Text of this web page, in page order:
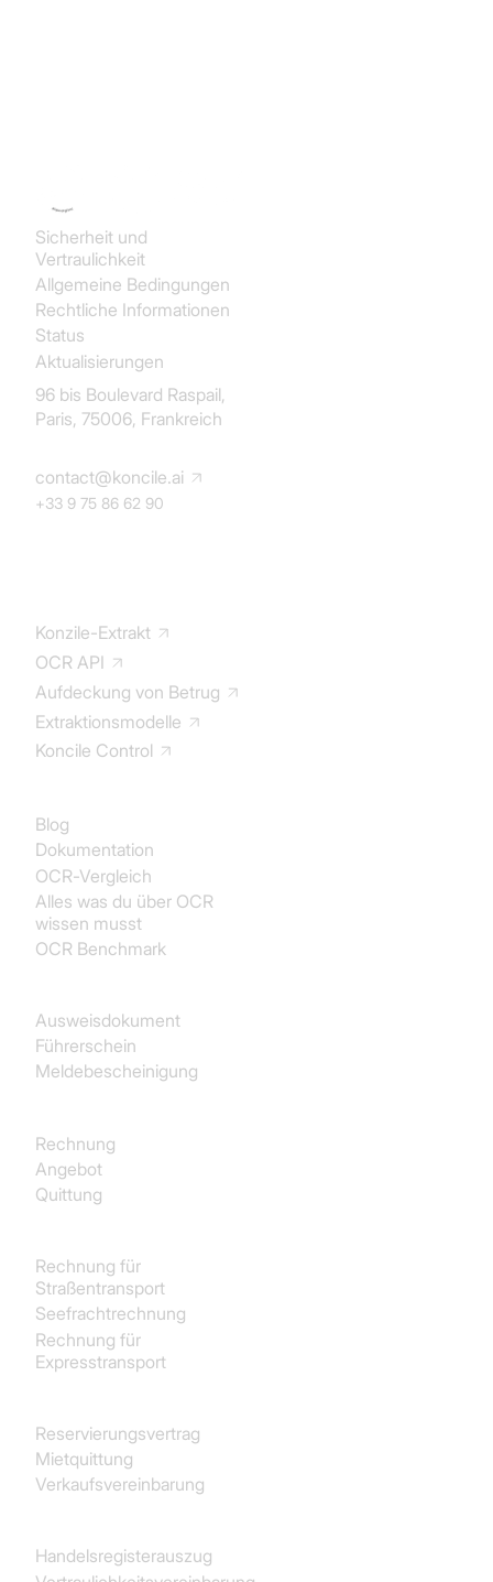
Konzile-Extrakt
OCR API
Aufdeckung von Betrug
Extraktionsmodelle
Koncile Control
Blog
Dokumentation
OCR-Vergleich
Alles was du über OCR
wissen musst
OCR Benchmark
Ausweisdokument
Führerschein
Meldebescheinigung
Rechnung
Angebot
Quittung
Rechnung für
Straßentransport
Seefrachtrechnung
Rechnung für
Expresstransport
Reservierungsvertrag
Mietquittung
Verkaufsvereinbarung
Handelsregisterauszug
Sicherheit und
Vertraulichkeit
Allgemeine Bedingungen
Rechtliche Informationen
Status
Aktualisierungen
96 bis Boulevard Raspail,
Paris, 75006, Frankreich
contact@koncile.ai
+33 9 75 86 62 90